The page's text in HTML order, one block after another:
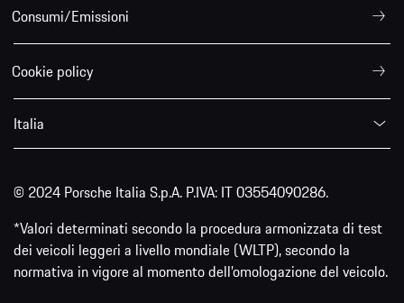
Consumi/Emissioni
Cookie policy
Italia
© 2024 Porsche Italia S.p.A. P.IVA: IT 03554090286.
*Valori determinati secondo la procedura armonizzata di test
dei veicoli leggeri a livello mondiale (WLTP), secondo la
normativa in vigore al momento dell’omologazione del veicolo.